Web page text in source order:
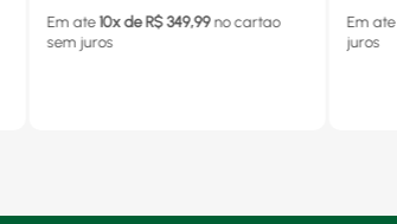
Em ate 10x de R$ 349,99 no cartao
sem juros
Em ate
juros